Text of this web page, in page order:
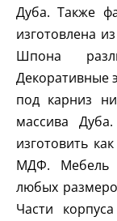
Дуба. Также
изготовлена
Шпона
Декоративные
под карниз
массива
изготовить
МДФ. Мебель
любых
Части